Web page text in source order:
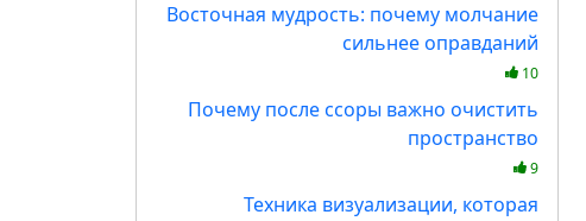
Восточная мудрость: почему молчание
сильнее оправданий
10
Почему после ссоры важно очистить
пространство
9
Техника визуализации, которая